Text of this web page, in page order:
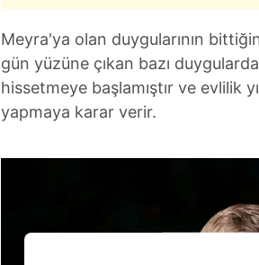
Meyra'ya olan duygularının
gün yüzüne çıkan bazı
hissetmeye başlamıştır ve evlilik
yapmaya karar verir.